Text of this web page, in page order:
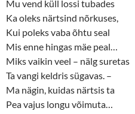
Mu vend küll lossi tubades
Ka oleks närtsind nõrkuses,
Kui poleks vaba õhtu seal
Mis enne hingas mäe peal…
Miks vaikin veel – nälg suretas
Ta vangi keldris sügavas. –
Ma nägin, kuidas närtsis ta
Pea vajus longu võimuta…